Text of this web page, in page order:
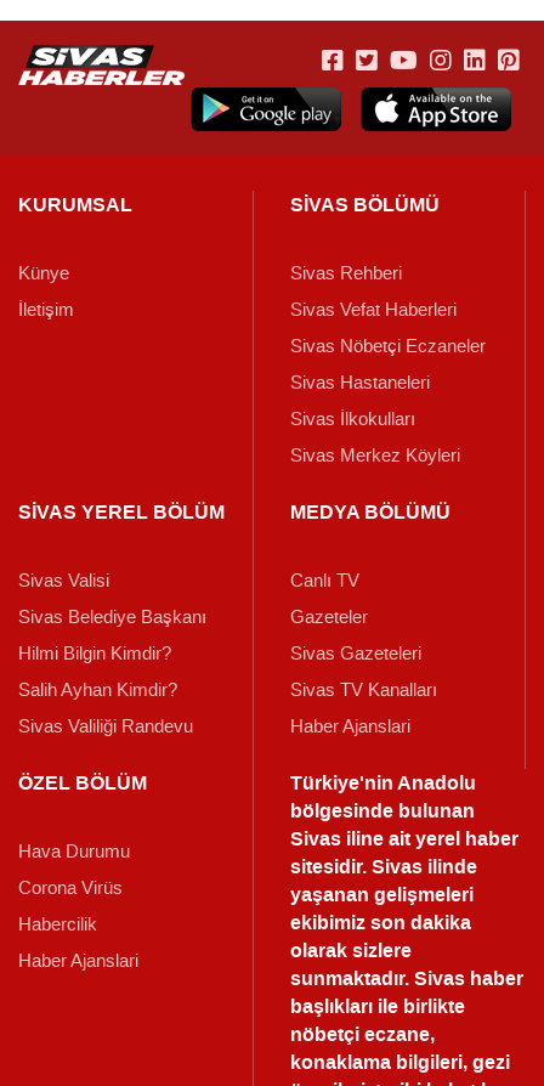
KURUMSAL
Künye
İletişim
SİVAS BÖLÜMÜ
Sivas Rehberi
Sivas Vefat Haberleri
Sivas Nöbetçi Eczaneler
Sivas Hastaneleri
Sivas İlkokulları
Sivas Merkez Köyleri
SİVAS YEREL BÖLÜM
Sivas Valisi
Sivas Belediye Başkanı
Hilmi Bilgin Kimdir?
Salih Ayhan Kimdir?
Sivas Valiliği Randevu
MEDYA BÖLÜMÜ
Canlı TV
Gazeteler
Sivas Gazeteleri
Sivas TV Kanalları
Haber Ajanslari
ÖZEL BÖLÜM
Hava Durumu
Corona Virüs
Habercilik
Haber Ajanslari
Türkiye'nin Anadolu
bölgesinde bulunan
Sivas iline ait yerel haber
sitesidir. Sivas ilinde
yaşanan gelişmeleri
ekibimiz son dakika
olarak sizlere
sunmaktadır.Sivas haber
başlıkları ile birlikte
nöbetçi eczane,
konaklama bilgileri, gezi